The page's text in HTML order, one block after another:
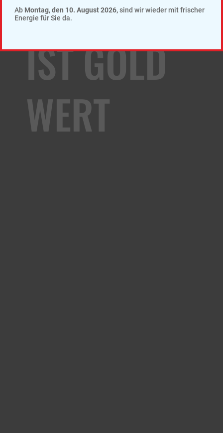
IST GOLD
WERT
Ab Montag, den 10. August 2026,sind wir wieder mit frischer
Energie für Sie da.